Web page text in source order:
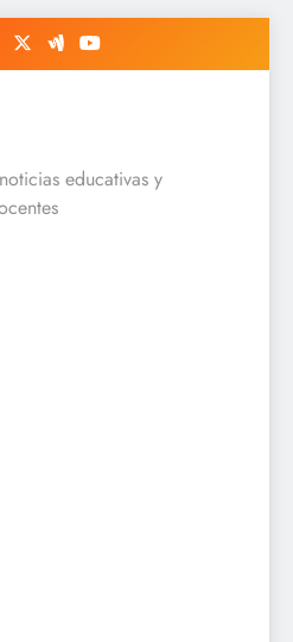
educativas y